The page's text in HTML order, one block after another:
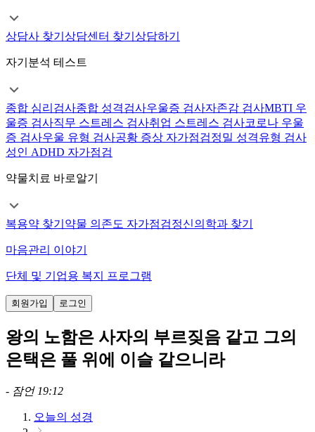
상담사 찾기 상담센터 찾기 상담하기
자기분석 테스트
종합 심리검사종합 성격검사우울증 검사자존감 검사MBTI 우
울증 검사직무 스트레스 검사취업 스트레스 검사코로나 우울
증 검사우울 유형 검사공황 증상 자가점검정밀 성격유형 검사
성인 ADHD 자가점검
약물치료 바로알기
복용약 찾기 약물 의존도 자가점검정신의학과 찾기
마음관리 이야기
단체 및 기업용 복지 프로그램
회원가입 로그인
왕의 노함은 사자의 부르짖음 같고 그의
은택은 풀 위에 이슬 같으니라
- 잠언 19:12
오늘의 성경